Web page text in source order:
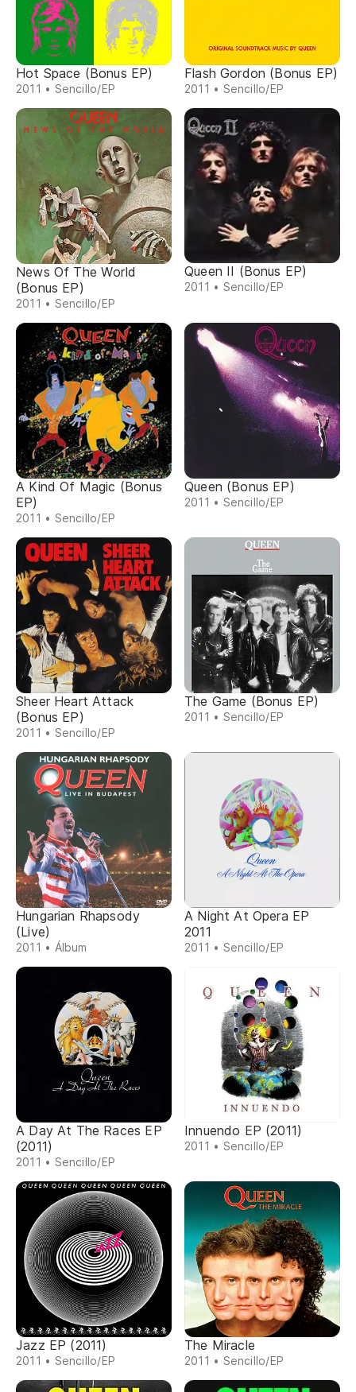
Hot Space (Bonus EP)
2011 • Sencillo/EP
Flash Gordon (Bonus EP)
2011 • Sencillo/EP
News Of The World
(Bonus EP)
2011 • Sencillo/EP
Queen II (Bonus EP)
2011 • Sencillo/EP
A Kind Of Magic (Bonus
EP)
2011 • Sencillo/EP
Queen (Bonus EP)
2011 • Sencillo/EP
Sheer Heart Attack
(Bonus EP)
2011 • Sencillo/EP
The Game (Bonus EP)
2011 • Sencillo/EP
Hungarian Rhapsody
(Live)
2011 • Álbum
A Night At Opera EP
2011
2011 • Sencillo/EP
A Day At The Races EP
(2011)
2011 • Sencillo/EP
Innuendo EP (2011)
2011 • Sencillo/EP
Jazz EP (2011)
2011 • Sencillo/EP
The Miracle
2011 • Sencillo/EP